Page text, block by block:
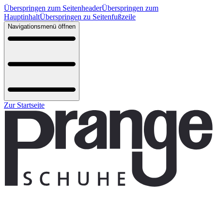
Überspringen zum SeitenheaderÜberspringen zum
HauptinhaltÜberspringen zu Seitenfußzeile
Navigationsmenü öffnen
Zur Startseite